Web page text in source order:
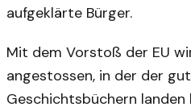
aufgeklärte Bürger.
Mit dem Vorstoß der EU
angestossen, in der der
Geschichtsbüchern